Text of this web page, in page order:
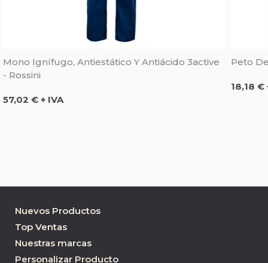
Mono Ignífugo, Antiestático Y Antiácido 3active
- Rossini
Precio
57,02 € + IVA
Peto
Precio
18,18 €
Nuevos Productos
Top Ventas
Nuestras marcas
Personalizar Producto